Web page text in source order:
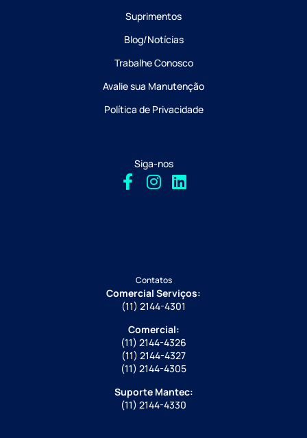
Suprimentos
Blog/Notícias
Trabalhe Conosco
Avalie sua Manutenção
Política de Privacidade
Siga-nos
Contatos
Comercial Serviços:
(11) 2144-4301
Comercial:
(11) 2144-4326
(11) 2144-4327
(11) 2144-4305
Suporte Mantec:
(11) 2144-4330